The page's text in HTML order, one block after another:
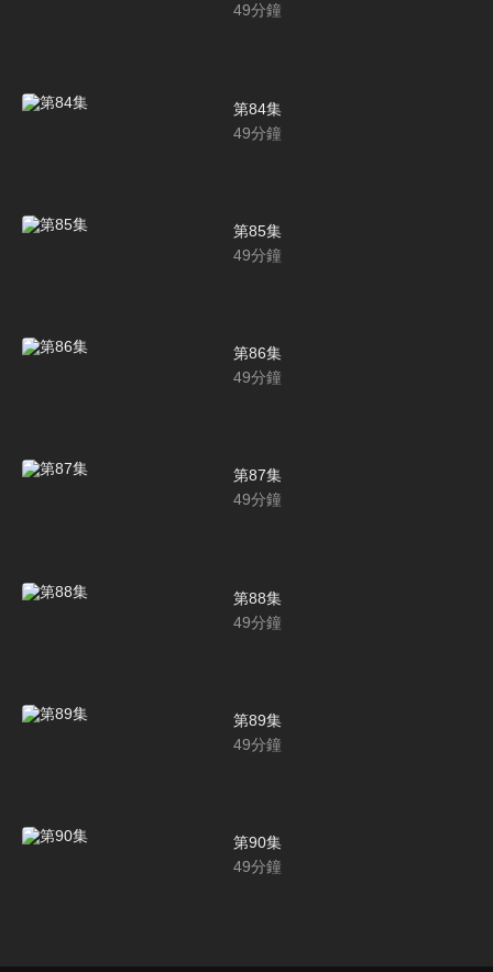
49分鐘
第84集
49分鐘
第85集
49分鐘
第86集
49分鐘
第87集
49分鐘
第88集
49分鐘
第89集
49分鐘
第90集
49分鐘